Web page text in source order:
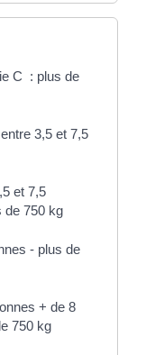
C : plus de
3,5 et 7,5
et 7,5
de 750 kg
- plus de
+ de 8
750 kg